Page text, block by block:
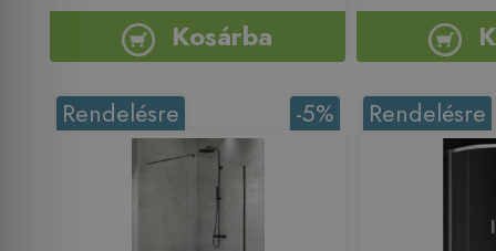
Kosárba
-5%
Rendelésre Rendelésre